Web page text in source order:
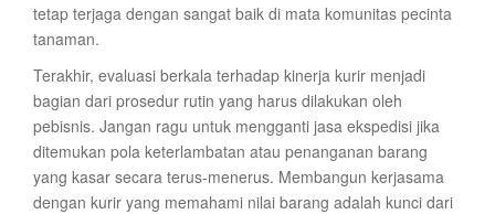
tetap terjaga dengan sangat baik di mata komunitas pecinta
tanaman.
Terakhir, evaluasi berkala terhadap kinerja kurir menjadi
bagian dari prosedur rutin yang harus dilakukan oleh
pebisnis. Jangan ragu untuk mengganti jasa ekspedisi jika
ditemukan pola keterlambatan atau penanganan barang
yang kasar secara terus-menerus. Membangun kerjasama
dengan kurir yang memahami nilai barang adalah kunci dari